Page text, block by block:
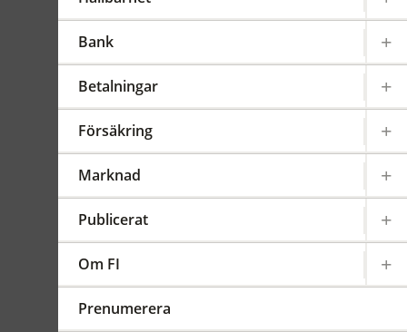
Bank
Betalningar
Försäkring
Marknad
Publicerat
Om FI
Prenumerera
2014:4
clearingorganisationer inte
tillämpningsområdet och
clearingorganisation tas
bort ur lagen (2007:528) om
värdepappersmarknaden.